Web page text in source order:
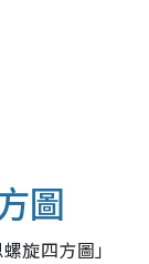
圖
旋四方圖」